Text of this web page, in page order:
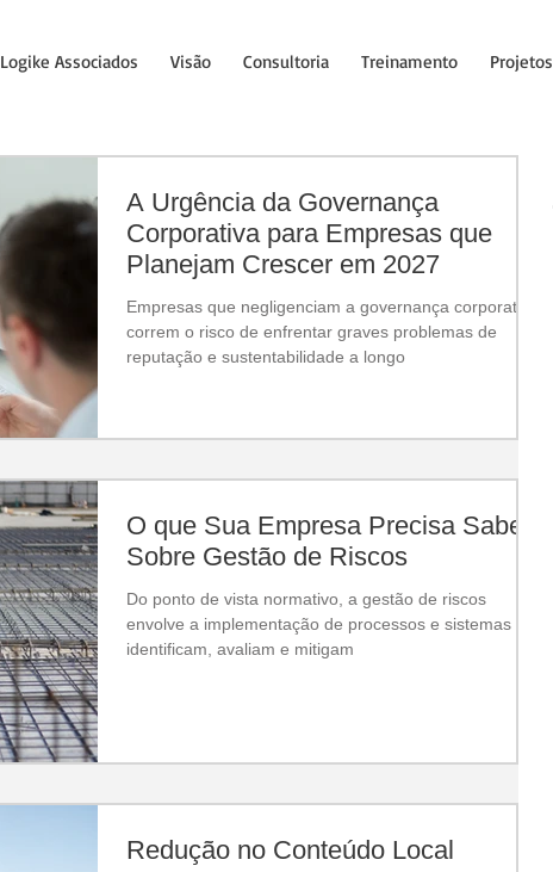
Logike Associados Visão Consultoria Treinamento Projetos
A Urgência da Governança
Corporativa para Empresas que
Planejam Crescer em 2027
Empresas que negligenciam a governança corporativa
correm o risco de enfrentar graves problemas de
reputação e sustentabilidade a longo
O que Sua Empresa Precisa Saber
Sobre Gestão de Riscos
Do ponto de vista normativo, a gestão de riscos
envolve a implementação de processos e sistemas que
identificam, avaliam e mitigam
Redução no Conteúdo Local